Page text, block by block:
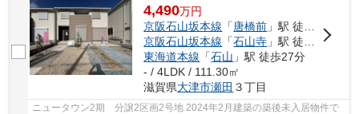
4,490万円
京阪石山坂本線 「 唐橋前 」駅 徒歩19分
京阪石山坂本線 「石山寺 」駅 徒歩23分
東海道本線 「石山 」駅 徒歩27分
- / 4LDK / 111.30㎡
滋賀県大津市瀬田 ３丁目
ニュータウン2期 分譲2区画2号地 2024年2月建築の築後未入居物件で